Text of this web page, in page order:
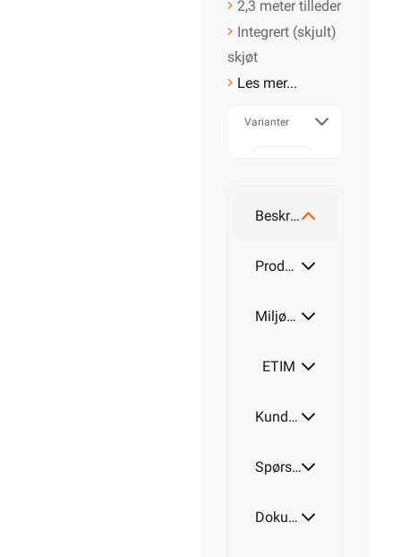
2,3 meter tilleder
Integrert (skjult)
skjøt
Les mer...
Varianter
Beskrivelse
Produktdetaljer
Miljøparametere
ETIM
Kundeomtale
Spørsmål og svar
Dokumentasjon